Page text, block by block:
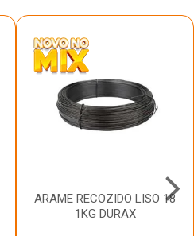
ARAME RECOZIDO LISO 18
1KG DURAX